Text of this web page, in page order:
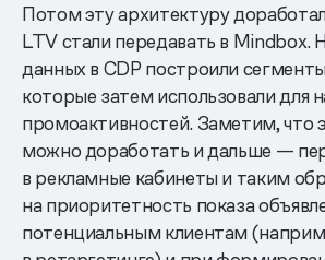
Потом эту архитектуру
LTV стали передавать в Mindbox.
данных в CDP построили
которые затем использовали для
промоактивностей. Заметим, что
можно доработать и дальше —
в рекламные кабинеты и таким
на приоритетность показа
потенциальным клиентам